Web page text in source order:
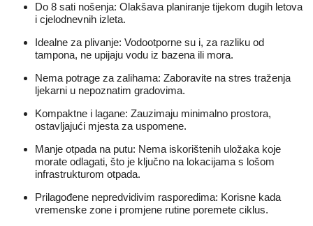
Do 8 sati nošenja: Olakšava planiranje tijekom dugih letova
i cjelodnevnih izleta.
Idealne za plivanje: Vodootporne su i, za razliku od
tampona, ne upijaju vodu iz bazena ili mora.
Nema potrage za zalihama: Zaboravite na stres traženja
ljekarni u nepoznatim gradovima.
Kompaktne i lagane: Zauzimaju minimalno prostora,
ostavljajući mjesta za uspomene.
Manje otpada na putu: Nema iskorištenih uložaka koje
morate odlagati, što je ključno na lokacijama s lošom
infrastrukturom otpada.
Prilagođene nepredvidivim rasporedima: Korisne kada
vremenske zone i promjene rutine poremete ciklus.